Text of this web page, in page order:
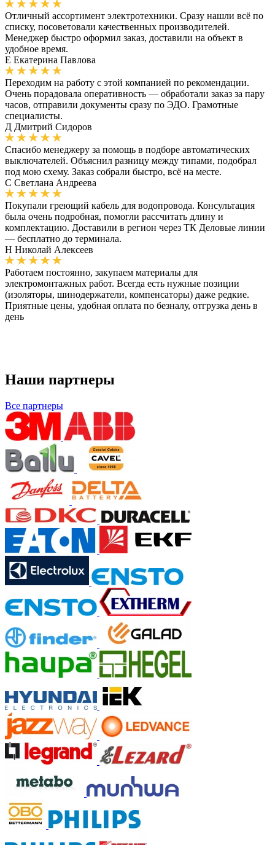
Отличный ассортимент электротехники. Сразу нашли всё по
списку, посоветовали качественных производителей.
Менеджер быстро оформил заказ, доставили на объект в
удобное время.
Е Екатерина Павлова
Переходим на работу с этой компанией по рекомендации.
Очень порадовала оперативность — обработали заказ за пару
часов, отправили документы сразу по ЭДО. Грамотные
специалисты.
Д Дмитрий Сидоров
Спасибо менеджеру за помощь в подборе автоматических
выключателей. Объяснил разницу между типами, подобрал
под мою схему. Заказ собрали быстро, всё на месте.
С Светлана Андреева
Покупали греющий кабель для водопровода. Консультация
была очень подробная, помогли рассчитать длину и
комплектацию. Доставили в регион через ТК Деловые линии
— бесплатно до терминала.
Н Николай Алексеев
Работаем постоянно, закупаем материалы для
электромонтажных работ. Всегда есть нужные позиции
(изоляторы, шинодержатели, компенсаторы) даже редкие.
Приятные цены, удобная оплата по безналу, отгрузка день в
день
Наши партнеры
Все партнеры